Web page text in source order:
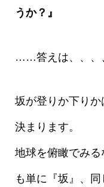
うか？』
……答えは、、、
坂が登りか下り
決まります。
地球を俯瞰でみる
も単に『坂』、同